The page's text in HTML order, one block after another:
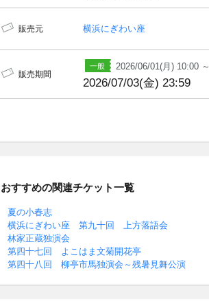
販売元 横浜にぎわい座
販売期間
2026/06/01(月) 10:00 ～
2026/07/03(金) 23:59
おすすめの関連チケット一覧
夏の小春志
横浜にぎわい座 第九十回 上方落語会
林家正蔵独演会
第四十七回 よこはま文菊開花亭
第四十八回 柳亭市馬独演会～残暑見舞公演